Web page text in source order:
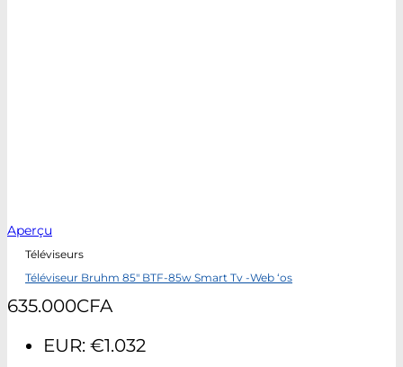
Aperçu
Téléviseurs
Téléviseur Bruhm 85″ BTF-85w Smart Tv -Web ‘os
635.000CFA
EUR: €1.032